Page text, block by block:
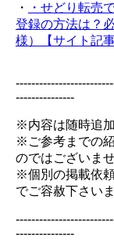
・
・せどり転売
登録の方法は？
様）【サイト記事
---------------
※内容は随時追
※ご参考までの
のではございませ
※個別の掲載依
でご容赦下さいま
---------------